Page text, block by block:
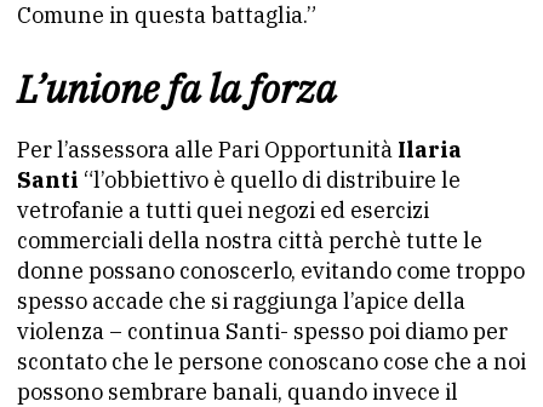
Comune in questa battaglia.”
L’unione fa la forza
Per l’assessora alle Pari Opportunità Ilaria
Santi “l’obbiettivo è quello di distribuire le
vetrofanie a tutti quei negozi ed esercizi
commerciali della nostra città perchè tutte le
donne possano conoscerlo, evitando come troppo
spesso accade che si raggiunga l’apice della
violenza – continua Santi- spesso poi diamo per
scontato che le persone conoscano cose che a noi
possono sembrare banali, quando invece il